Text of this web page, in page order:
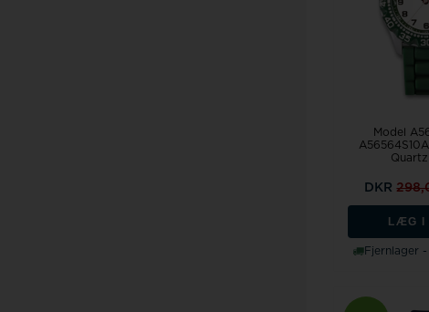
Model
DKR
LÆG I
Fjernlager